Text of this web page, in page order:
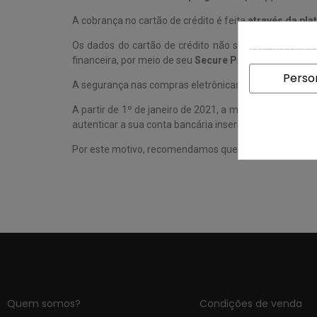
A cobrança no cartão de crédito é feitaatravés da
Os dados do cartão de crédito não são registrados
financeira, por meio de seu Secure Payment Gateway
A segurança nas compras eletrônicas é garantida
A partir de 1º de janeiro de 2021, a maioria dos cartões
autenticar a sua conta bancária inserindo um código
Por este motivo, recomendamos que tenha consigo o
Quem somos? Condições de venda